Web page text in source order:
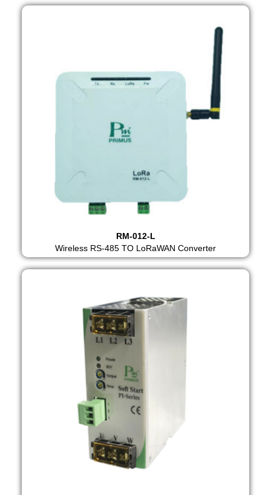
RM-012-L
Wireless RS-485 TO LoRaWAN Converter